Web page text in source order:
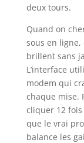
deux tours.
Quand on
sous en
brillent sans
L’interface
modem qui
chaque mise.
cliquer 12
que le vrai
balance les